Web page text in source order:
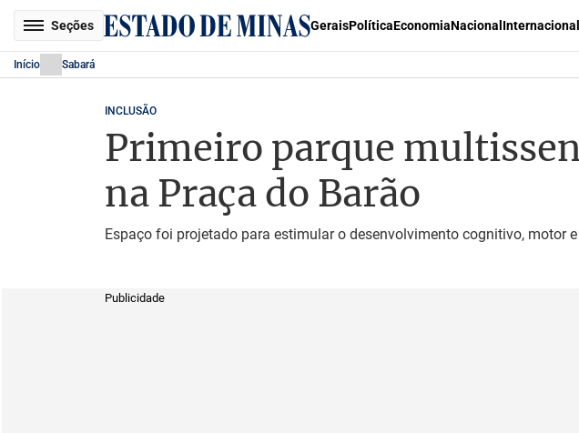
Seções GeraisPolíticaEconomiaNacional Internacional
Início Sabará
INCLUSÃO
Primeiro parque
na Praça do Barão
Espaço foi projetado para estimular o desenvolvimento cognitivo, motor
Publicidade